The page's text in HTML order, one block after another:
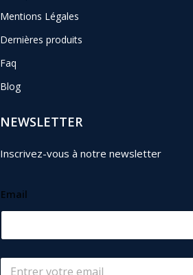
Mentions Légales
Dernières produits
Faq
Blog
NEWSLETTER
Inscrivez-vous à notre newsletter
Email